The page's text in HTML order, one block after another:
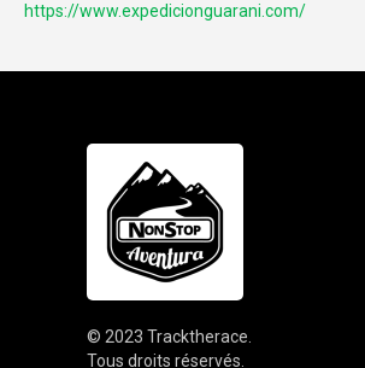
https://www.expedicionguarani.com/
© 2023 Tracktherace
Tous droits réservés.